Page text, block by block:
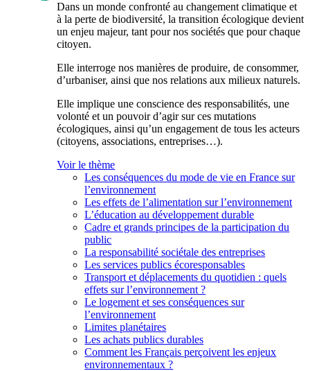
Dans un monde confronté au changement climatique et
à la perte de biodiversité, la transition écologique devient
un enjeu majeur, tant pour nos sociétés que pour chaque
citoyen.
Elle interroge nos manières de produire, de consommer,
d’urbaniser, ainsi que nos relations aux milieux naturels.
Elle implique une conscience des responsabilités, une
volonté et un pouvoir d’agir sur ces mutations
écologiques, ainsi qu’un engagement de tous les acteurs
(citoyens, associations, entreprises…).
Voir le thème
Les conséquences du mode de vie en France sur
l’environnement
Les effets de l’alimentation sur l’environnement
L’éducation au développement durable
Cadre et grands principes de la participation du
public
La responsabilité sociétale des entreprises
Les services publics écoresponsables
Transport et déplacements du quotidien : quels
effets sur l’environnement ?
Le logement et ses conséquences sur
l’environnement
Limites planétaires
Les achats publics durables
Comment les Français perçoivent les enjeux
environnementaux ?